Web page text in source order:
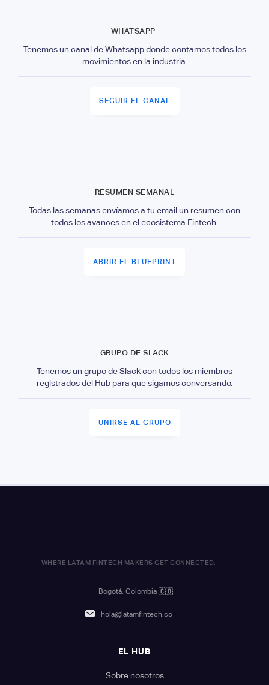
WHATSAPP
Tenemos un canal de Whatsapp donde contamos todos los
movimientos en la industria.
SEGUIR EL CANAL
RESUMEN SEMANAL
Todas las semanas envíamos a tu email un resumen con
todos los avances en el ecosistema Fintech.
ABRIR EL BLUEPRINT
GRUPO DE SLACK
Tenemos un grupo de Slack con todos los miembros
registrados del Hub para que sigamos conversando.
UNIRSE AL GRUPO
WHERE LATAM FINTECH MAKERS GET CONNECTED.
Bogotá, Colombia 🇨🇴
hola@latamfintech.co
EL HUB
Sobre nosotros